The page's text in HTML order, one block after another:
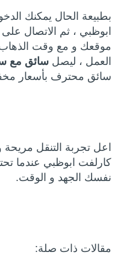
بطبيعة الحال يمكنك
ابوظبي ، ثم الاتصال على
موقعك و مع وقت الذهاب
العمل ، ليصلسائق مع
سائق محترف بأسعار
اعل تجربة التنقل
كارلفت ابوظبي عندما
نفسك الجهد و الوقت.
مقالات ذات صلة: